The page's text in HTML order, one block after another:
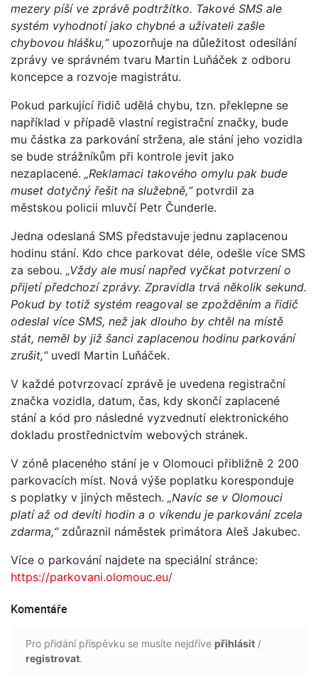
mezery píší ve zprávě podtržítko. Takové SMS ale
systém vyhodnotí jako chybné a uživateli zašle
chybovou hlášku,“upozorňuje na důležitost odesílání
zprávy ve správném tvaru Martin Luňáček z odboru
koncepce a rozvoje magistrátu.
Pokud parkující řidič udělá chybu, tzn. překlepne se
například v případě vlastní registrační značky, bude
mu částka za parkování stržena, ale stání jeho vozidla
se bude strážníkům při kontrole jevit jako
nezaplacené. „Reklamaci takového omylu pak bude
muset dotyčný řešit na služebně,“ potvrdil za
městskou policii mluvčí Petr Čunderle.
Jedna odeslaná SMS představuje jednu zaplacenou
hodinu stání. Kdo chce parkovat déle, odešle více SMS
za sebou. „Vždy ale musí napřed vyčkat potvrzení o
přijetí předchozí zprávy. Zpravidla trvá několik sekund.
Pokud by totiž systém reagoval se zpožděním a řidič
odeslal více SMS, než jak dlouho by chtěl na místě
stát, neměl by již šanci zaplacenou hodinu parkování
zrušit,“ uvedl Martin Luňáček.
V každé potvrzovací zprávě je uvedena registrační
značka vozidla, datum, čas, kdy skončí zaplacené
stání a kód pro následné vyzvednutí elektronického
dokladu prostřednictvím webových stránek.
V zóně placeného stání je v Olomouci přibližně 2 200
parkovacích míst. Nová výše poplatku koresponduje
s poplatky v jiných městech. „Navíc se v Olomouci
platí až od devíti hodin a o víkendu je parkování zcela
zdarma,“ zdůraznil náměstek primátora Aleš Jakubec.
Více o parkování najdete na speciální stránce:
https://parkovani.olomouc.eu/
Komentáře
Pro přidání příspěvku se musíte nejdříve přihlásit /
registrovat.